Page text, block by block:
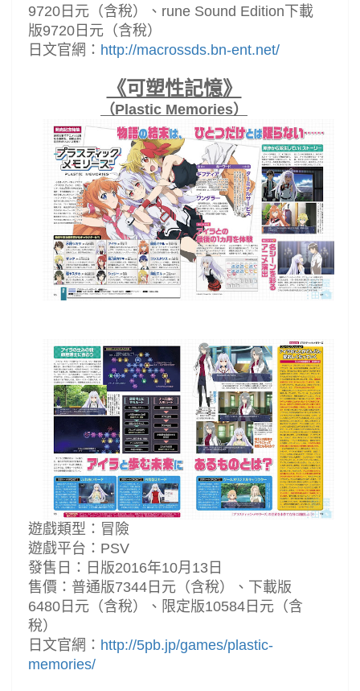
9720日元（含稅）、rune Sound Edition下載
版9720日元（含稅）
日文官網： http://macrossds.bn-ent.net/
《可塑性記憶》
（Plastic Memories）
遊戲類型：冒險
遊戲平台：PSV
發售日：日版2016年10月13日
售價：普通版7344日元（含稅）、下載版
6480日元（含稅）、限定版10584日元（含
稅）
日文官網： http://5pb.jp/games/plastic-
memories/